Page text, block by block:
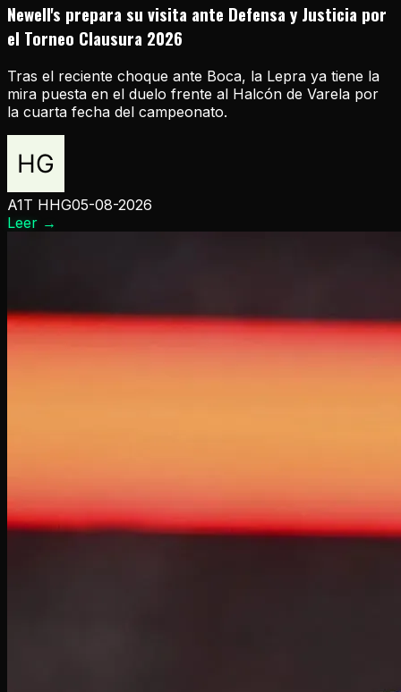
Newell's prepara su visita ante Defensa y Justicia por
el Torneo Clausura 2026
Tras el reciente choque ante Boca, la Lepra ya tiene la
mira puesta en el duelo frente al Halcón de Varela por
la cuarta fecha del campeonato.
A1T HHG05-08-2026
Leer →